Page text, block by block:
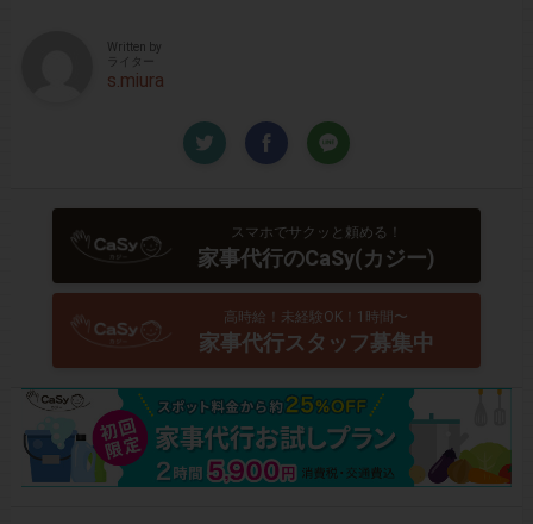
Written by
ライター
s.miura
スマホでサクッと頼める！
家事代行のCaSy(カジー)
高時給！未経験OK！1時間〜
家事代行スタッフ募集中